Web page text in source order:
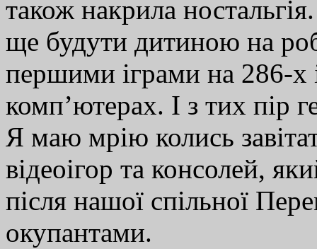
також накрила
ще будути дитиною на
першими іграми на 286-х
комп’ютерах. І з тих пір
Я маю мрію колись
відеоігор та консолей,
після нашої спільної
окупантами.